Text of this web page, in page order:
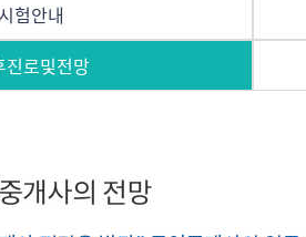
시험안내
진로및전망